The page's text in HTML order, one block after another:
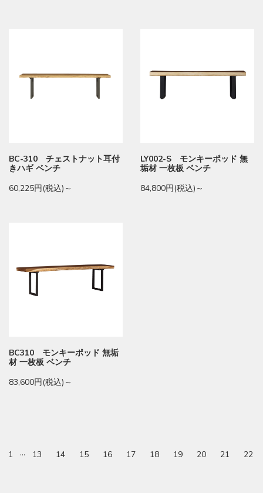
BC-310 チェストナット耳付
きハギ ベンチ
60,225円(税込)～
LY002-S モンキーポッド 無
垢材 一枚板 ベンチ
84,800円(税込)～
BC310 モンキーポッド 無垢
材 一枚板 ベンチ
83,600円(税込)～
1 … 13 14 15 16 17 18 19 20 21 22